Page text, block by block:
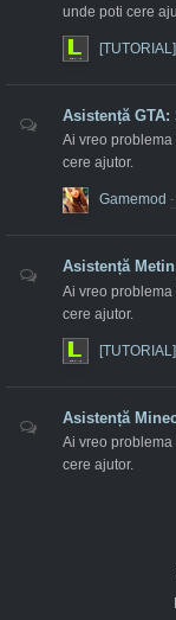
unde poti cere
Asistență GTA:
Ai vreo
cere ajutor.
Gamemod
Asistență
Ai vreo
cere ajutor.
Asistență
Ai vreo
cere ajutor.